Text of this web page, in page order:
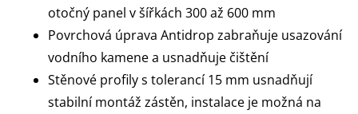
otočný panel v šířkách 300 až 600 mm
Povrchová úprava Antidrop zabraňuje usazování
vodního kamene a usnadňuje čištění
Stěnové profily s tolerancí 15 mm usnadňují
stabilní montáž zástěn, instalace je možná na